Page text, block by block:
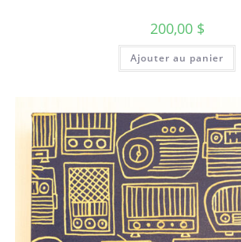
200,00 $
Ajouter au panier